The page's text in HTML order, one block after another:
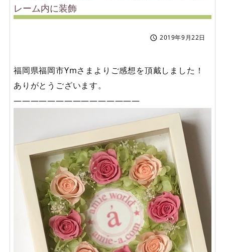
レーム内に装飾
 2019年9月22日
福岡県福岡市Ymさまよりご感想を頂戴しました！
ありがとうございます。
———————————————